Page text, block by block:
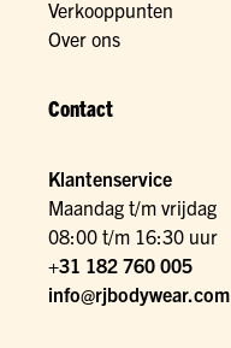
Verkooppunten
Over ons
Contact
Klantenservice
Maandag t/m vrijdag
08:00 t/m 16:30 uur
+31 182 760 005
info@rjbodywear.com